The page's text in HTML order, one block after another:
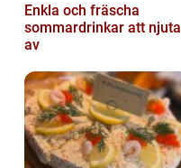
Enkla och fräscha
sommardrinkar att njuta
av